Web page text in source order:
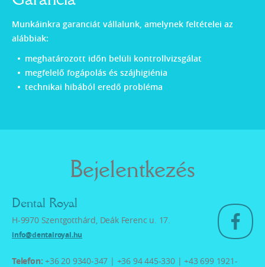
Munkáinkra garanciát vállalunk, amelynek feltételei az
alábbiak:
meghatározott időn belüli kontrollvizsgálat
megfelelő fogápolás és szájhigiénia
technikai hibából eredő probléma
Bejelentkezés
Dental Royal
H-9970 Szentgotthárd, Deák Ferenc u. 17.
info@dentalroyal.hu
Telefon: +36 20 9340-347 | +36 94 445-330 | +43 699 1921-